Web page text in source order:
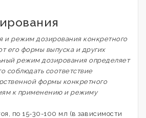
и режим дозирования конкретного
его формы выпуска и других
режим дозирования определяет
соблюдать соответствие
формы конкретного
к применению и режиму
по 15-30-100 мл (в зависимости